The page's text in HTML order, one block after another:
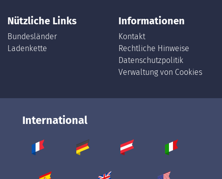
Nützliche Links
Bundesländer
Ladenkette
Informationen
Kontakt
Rechtliche Hinweise
Datenschutzpolitik
Verwaltung von Cookies
International